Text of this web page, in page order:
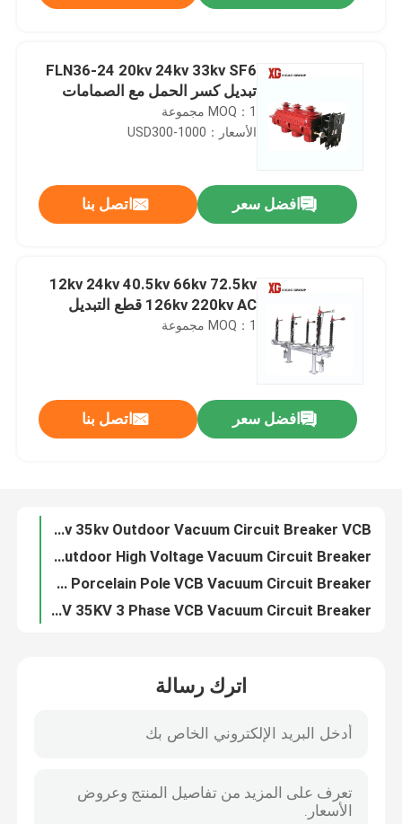
منزل، بيت
منتجات
معلومات عنا
مراقبة الجودة
اتصل بنا
تبديل كسر تحميل الهواء
مفاتيح توزيع الطاقة
FLN36-24 20kv 24kv 33kv SF6
تبديل كسر الحمل مع الصمامات
MOQ：1 مجموعة
الأسعار：USD300-1000
افضل سعر اتصل بنا
12kv 24kv 40.5kv 66kv 72.5kv
126kv 220kv AC قطع التبديل
MOQ：1 مجموعة
افضل سعر اتصل بنا
ZW7- 33kv 40.5kv 35kv Outdoor Vacuum Circuit Breaker VCB
ZW7 33kv 35kv 40.5kv Outdoor High Voltage Vacuum Circuit Breaker
ZW7-40.5 30KV 33 KV 35KV Porcelain Pole VCB Vacuum Circuit Breaker
ZW7-40.5 30KV 33 KV 35KV 3 Phase VCB Vacuum Circuit Breaker
اترك رسالة